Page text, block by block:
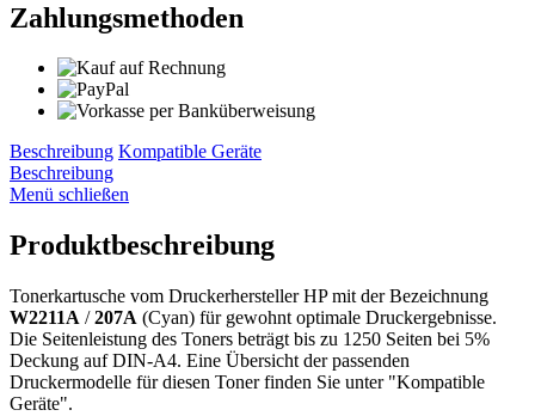
Zahlungsmethoden
Beschreibung Kompatible Geräte
Beschreibung
Menü schließen
Produktbeschreibung
Tonerkartusche vom Druckerhersteller HP mit der Bezeichnung
W2211A /207A (Cyan) für gewohnt optimale Druckergebnisse.
Die Seitenleistung des Toners beträgt bis zu 1250 Seiten bei 5%
Deckung auf DIN-A4. Eine Übersicht der passenden
Druckermodelle für diesen Toner finden Sie unter "Kompatible
Geräte".